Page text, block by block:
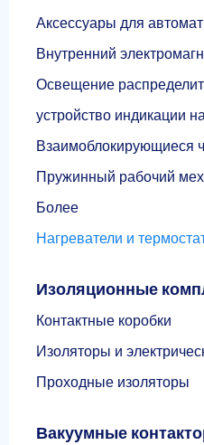
Аксессуары для
Внутренний
Освещение
устройство индикации
Взаимоблокирующиеся
Пружинный рабочий
Более
Нагреватели и
Изоляционные
Контактные коробки
Изоляторы и
Проходные изоляторы
Вакуумные